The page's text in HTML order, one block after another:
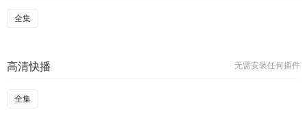
全集
无需安装任何插件
高清快播
全集